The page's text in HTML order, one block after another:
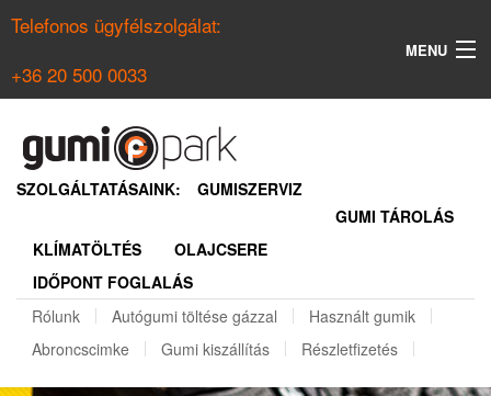
Telefonos ügyfélszolgálat:
+36 20 500 0033
MENU
NYÁRI GUMI KERESŐ
REGISZTRÁCIÓ
SZOLGÁLTATÁSAINK:
GUMISZERVIZ
GUMI TÁROLÁS
KLÍMATÖLTÉS
OLAJCSERE
IDŐPONT FOGLALÁS
Rólunk
Autógumi töltése gázzal
Használt gumik
Abroncscimke
Gumi kiszállítás Részletfizetés